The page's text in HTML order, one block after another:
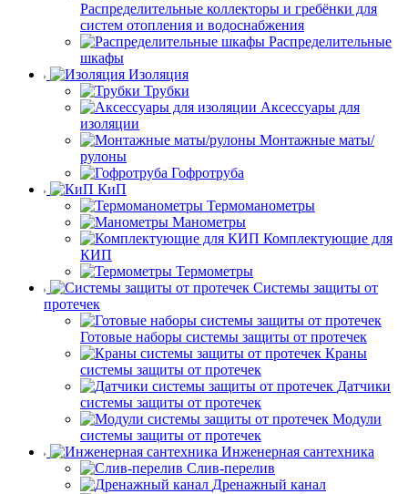
Распределительные коллекторы и гребёнки для
систем отопления и водоснабжения
Распределительные
шкафы
Изоляция
Трубки
Аксессуары для
изоляции
Монтажные маты/
рулоны
Гофротруба
КиП
Термоманометры
Манометры
Комплектующие для
КИП
Термометры
Системы защиты от
протечек
Готовые наборы системы защиты от протечек
Краны
системы защиты от протечек
Датчики
системы защиты от протечек
Модули
системы защиты от протечек
Инженерная сантехника
Слив-перелив
Дренажный канал